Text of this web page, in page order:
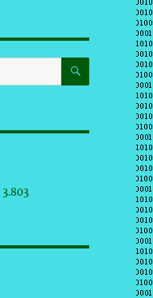
BUSCAR
3.803